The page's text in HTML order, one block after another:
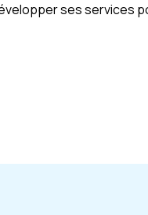
ses services